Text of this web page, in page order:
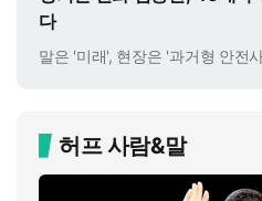
다
말은 '미래', 현장은 '과거형 안전
허프 사람&말